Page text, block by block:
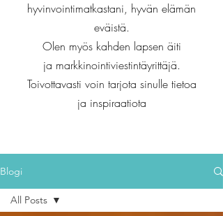
hyvinvointimatkastani, hyvän elämän
eväistä.
Olen myös kahden lapsen äiti
ja markkinointiviestintäyrittäjä.
Toivottavasti voin tarjota sinulle tietoa
ja inspiraatiota
Blogi
All Posts